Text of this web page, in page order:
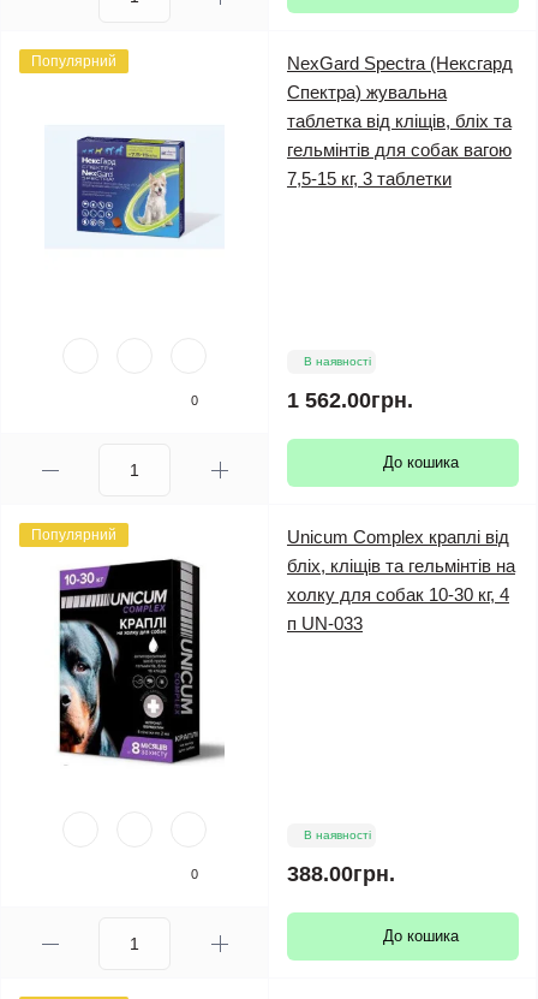
Популярний
0
NexGard Spectra (Нексгард
Спектра) жувальна
таблетка від кліщів, бліх та
гельмінтів для собак вагою
7,5-15 кг, 3 таблетки
В наявності
1 562.00грн.
До кошика
Популярний
0
Unicum Complex краплі від
бліх, кліщів та гельмінтів на
холку для собак 10-30 кг, 4
п UN-033
В наявності
388.00грн.
До кошика